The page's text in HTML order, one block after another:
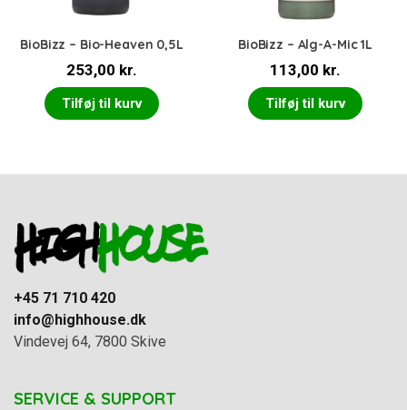
BioBizz – Bio-Heaven 0,5L
253,00 kr.
Tilføj til kurv
BioBizz – Alg-A-Mic 1L
113,00 kr.
Tilføj til kurv
+45 71 710 420
info@highhouse.dk
Vindevej 64, 7800 Skive
SERVICE & SUPPORT